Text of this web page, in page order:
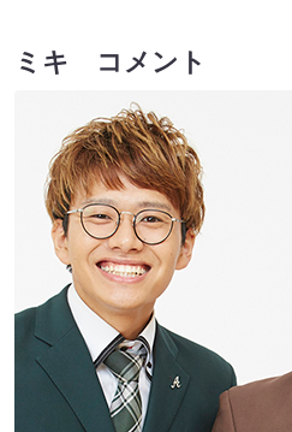
ミキ コメント